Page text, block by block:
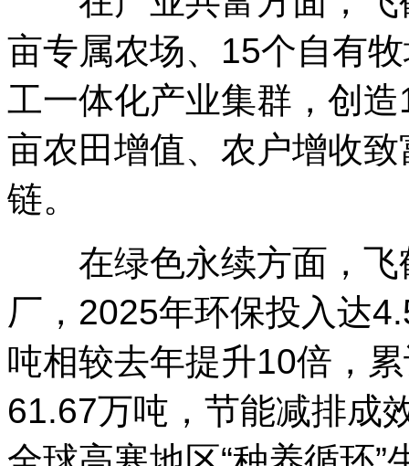
亩专属农场、15个自有
工一体化产业集群，创
亩农田增值、农户增收
链。
在绿色永续方面，飞
厂，2025年环保投入达
吨相较去年提升10倍，
61.67万吨，节能减排成